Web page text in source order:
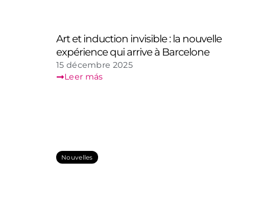
Art et induction invisible : la nouvelle
expérience qui arrive à Barcelone
15 décembre 2025
Leer más
Nouvelles